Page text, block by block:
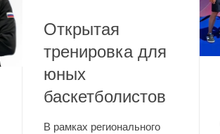
Открытая
тренировка для
юных
баскетболистов
В рамках регионального